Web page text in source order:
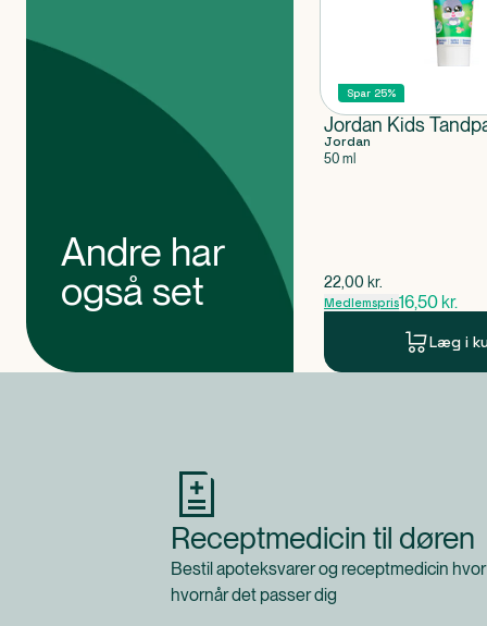
Andre har
også set
Spar 25%
Jordan Kids
Jordan
50 ml
$gammel pris
22,00 kr.
Medlemspris16,50 kr.
Læg i
Receptmedicin til døren
Bestil apoteksvarer og receptmedicin
hvornår det passer dig